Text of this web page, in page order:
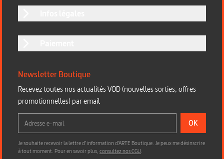
Newsletter Boutique
Recevez toutes nos actualités VOD (nouvelles sorties, offres
promotionnelles) par email
OK
Je souhaite recevoir la lettre d’information d'ARTE Boutique. Je peux me désinscrire
à tout moment. Pour en savoir plus,consultez nos CGU.